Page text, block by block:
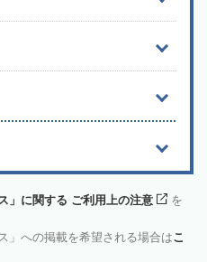
」に関する ご利用上の注意
を
」への掲載を希望される場合はこ